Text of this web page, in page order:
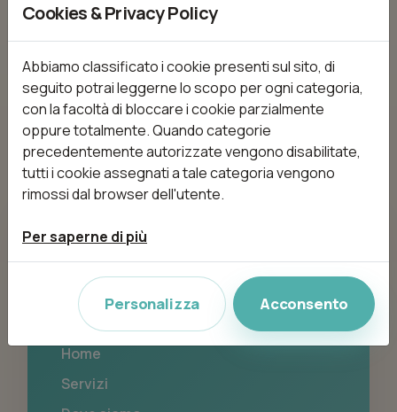
Nessun trattamento disponibile
La maison de cheveux
Via Livia drusilla 36, 00175 Roma (RM)
Navigazione
Home
Servizi
Cookies & Privacy Policy
Abbiamo classificato i cookie presenti sul sito, di
seguito potrai leggerne lo scopo per ogni categoria,
con la facoltà di bloccare i cookie parzialmente
oppure totalmente. Quando categorie
precedentemente autorizzate vengono disabilitate,
tutti i cookie assegnati a tale categoria vengono
rimossi dal browser dell'utente.
Per saperne di più
Personalizza Acconsento